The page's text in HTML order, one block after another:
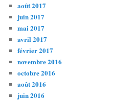
août 2017
juin 2017
mai 2017
avril 2017
février 2017
novembre 2016
octobre 2016
août 2016
juin 2016